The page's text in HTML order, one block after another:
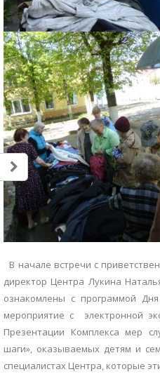
В начале встречи с
директор Центра Лукина
ознакомлены с программой
мероприятие с электронной
Презентации Комплекса мер
шаги», оказываемых детям и
специалистах Центра, которые